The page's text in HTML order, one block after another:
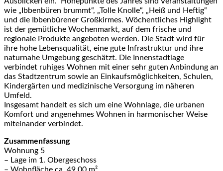
wie „Ibbenbüren brummt“, „Tolle Knolle“, „Heiß und Heftig“
und die Ibbenbürener Großkirmes. Wöchentliches Highlight
ist der gemütliche Wochenmarkt, auf dem frische und
regionale Produkte angeboten werden. Die Stadt wird für
ihre hohe Lebensqualität, eine gute Infrastruktur und ihre
naturnahe Umgebung geschätzt. Die Innenstadtlage
verbindet ruhiges Wohnen mit einer sehr guten Anbindung an
das Stadtzentrum sowie an Einkaufsmöglichkeiten, Schulen,
Kindergärten und medizinische Versorgung im näheren
Umfeld.
Insgesamt handelt es sich um eine Wohnlage, die urbanen
Komfort und angenehmes Wohnen in harmonischer Weise
miteinander verbindet.
Zusammenfassung
Wohnung 5
– Lage im 1. Obergeschoss
– Wohnfläche ca. 49,00 m²